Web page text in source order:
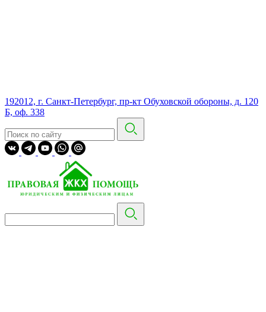
192012, г. Санкт-Петербург, пр-кт Обуховской обороны, д. 120
Б, оф. 338